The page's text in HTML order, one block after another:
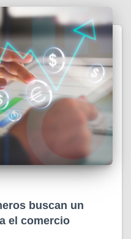
buscan un
el comercio